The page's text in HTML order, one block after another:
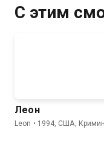
Габриэля
С этим
Леон
Leon • 1994, США,